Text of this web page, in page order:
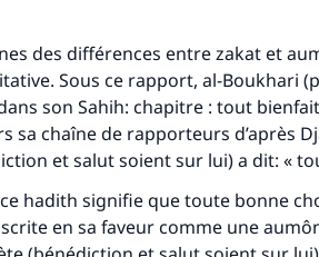
des différences entre zakat et
Sous ce rapport, al-Boukhari
son Sahih: chapitre : tout
sa chaîne de rapporteurs d’après
et salut soient sur lui) a dit: «
hadith signifie que toute bonne
en sa faveur comme une